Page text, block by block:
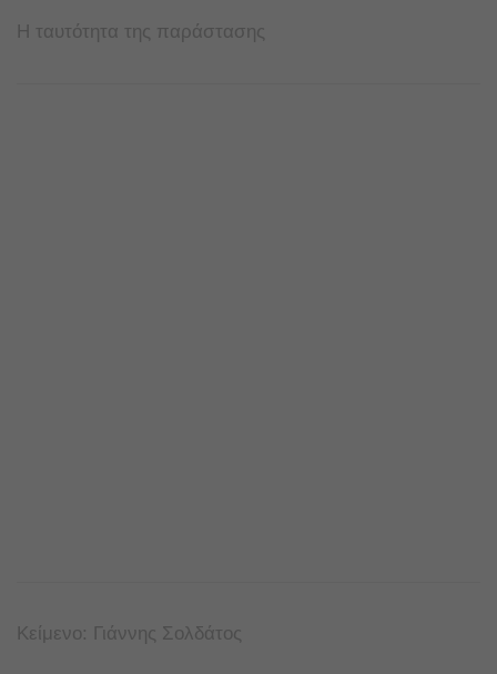
Η ταυτότητα της παράστασης
Κείμενο: Γιάννης Σολδάτος